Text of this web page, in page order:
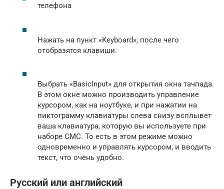
телефона
Нажать на пункт «Keyboard», после чего
отобразятся клавиши.
Выбрать «BasicInput» для открытия окна тачпада.
В этом окне можно производить управление
курсором, как на ноутбуке, и при нажатии на
пиктограмму клавиатуры слева снизу всплывет
ваша клавиатура, которую вы используете при
наборе СМС. То есть в этом режиме можно
одновременно и управлять курсором, и вводить
текст, что очень удобно.
Русский или английский